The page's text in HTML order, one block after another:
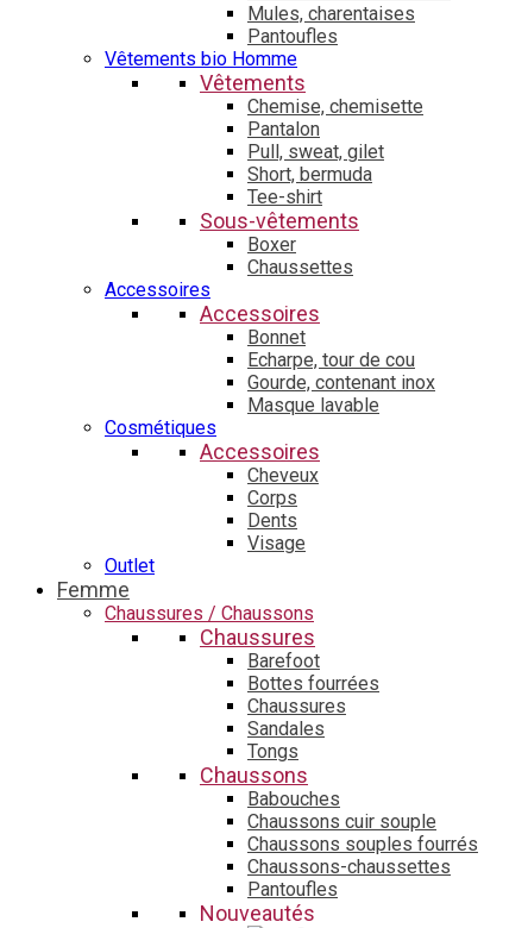
Mules, charentaises
Pantoufles
Vêtements bio Homme
Vêtements
Chemise, chemisette
Pantalon
Pull, sweat, gilet
Short, bermuda
Tee-shirt
Sous-vêtements
Boxer
Chaussettes
Accessoires
Accessoires
Bonnet
Echarpe, tour de cou
Gourde, contenant inox
Masque lavable
Cosmétiques
Accessoires
Cheveux
Corps
Dents
Visage
Outlet
Femme
Chaussures / Chaussons
Chaussures
Barefoot
Bottes fourrées
Chaussures
Sandales
Tongs
Chaussons
Babouches
Chaussons cuir souple
Chaussons souples fourrés
Chaussons-chaussettes
Pantoufles
Nouveautés